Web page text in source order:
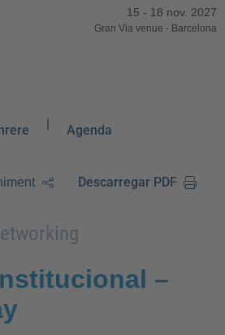
15 - 18 nov. 2027
Gran Via venue - Barcelona
| Agenda
Descarregar PDF
–